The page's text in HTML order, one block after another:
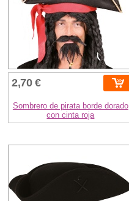
2,70 €
Sombrero de pirata borde dorado
con cinta roja